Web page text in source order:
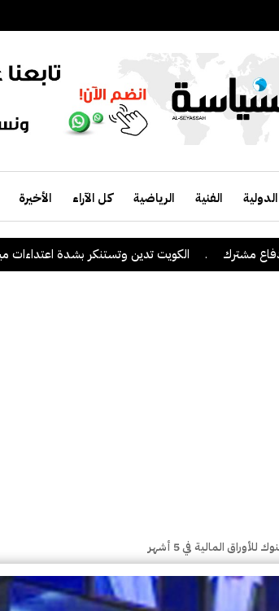
الدولية الفنية الرياضية كل الآراء الأخيرة
. الكويت تدين وتستنكر بشدة اعتداءات ميليشيا